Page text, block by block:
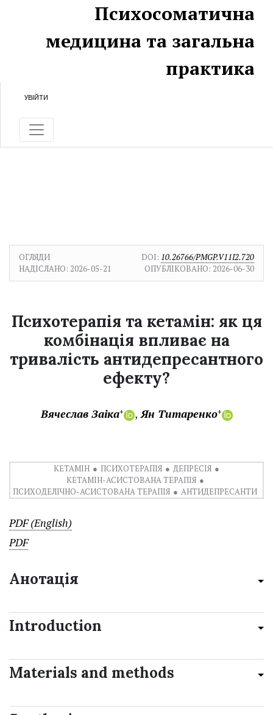
Перейти до головного
Перейти в головне навігаційне меню
Перейти на нижній колонтитул сайтуПсихосоматична
медицина та загальна
практика
УВІЙТИ
ОГЛЯДИ DOI: 10.26766/PMGP.V11I2.720
НАДІСЛАНО: 2026-05-21 ОПУБЛІКОВАНО: 2026-06-30
Психотерапія та кетамін: як ця
комбінація впливає на
тривалість антидепресантного
ефекту?
Вячеслав Заіка+ Ян Титаренко+
КЕТАМІН ПСИХОТЕРАПІЯ
ДЕПРЕСІЯ
КЕТАМІН-АСИСТОВАНА ТЕРАПІЯ
ПСИХОДЕЛІЧНО-АСИСТОВАНА ТЕРАПІЯ
АНТИДЕПРЕСАНТИ
PDF (English)
PDF
Анотація
Introduction
Materials and methods